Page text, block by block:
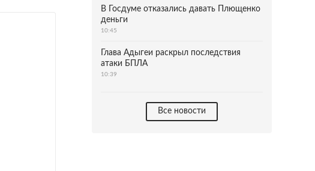
В Госдуме отказались давать Плющенко
деньги
10:45
Глава Адыгеи раскрыл последствия
атаки БПЛА
10:39
Все новости